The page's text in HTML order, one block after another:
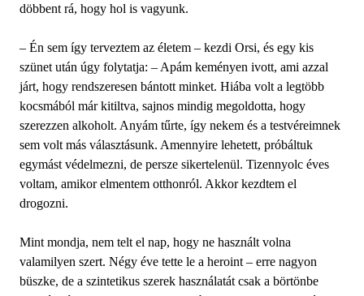
döbbent rá, hogy hol is vagyunk.
– Én sem így terveztem az életem – kezdi Orsi, és egy kis
szünet után úgy folytatja: – Apám keményen ivott, ami azzal
járt, hogy rendszeresen bántott minket. Hiába volt a legtöbb
kocsmából már kitiltva, sajnos mindig megoldotta, hogy
szerezzen alkoholt. Anyám tűrte, így nekem és a testvéreimnek
sem volt más választásunk. Amennyire lehetett, próbáltuk
egymást védelmezni, de persze sikertelenül. Tizennyolc éves
voltam, amikor elmentem otthonról. Akkor kezdtem el
drogozni.
Mint mondja, nem telt el nap, hogy ne használt volna
valamilyen szert. Négy éve tette le a heroint – erre nagyon
büszke, de a szintetikus szerek használatát csak a börtönbe